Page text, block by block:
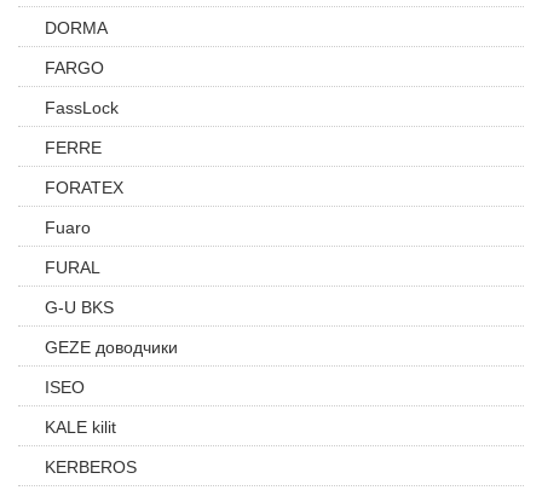
DORMA
FARGO
FassLock
FERRE
FORATEX
Fuaro
FURAL
G-U BKS
GEZE доводчики
ISEO
KALE kilit
KERBEROS